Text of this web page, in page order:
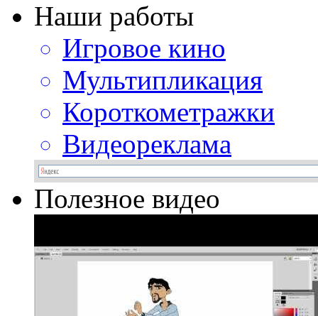
Наши работы
Игровое кино
Мультипликация
Короткометражки
Видеореклама
Полезное видео